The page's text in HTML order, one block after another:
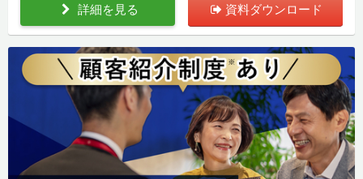
詳細を見る 資料ダウンロード